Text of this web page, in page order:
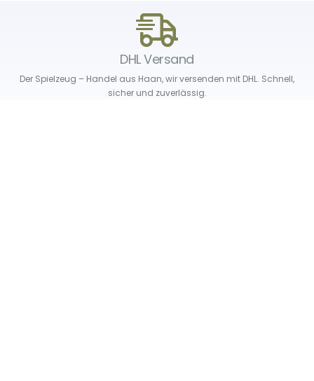
DHL Versand
Der Spielzeug – Handel aus Haan, wir versenden mit DHL. Schnell,
sicher und zuverlässig.